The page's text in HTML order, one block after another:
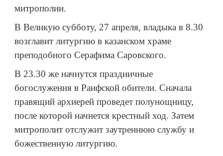
митрополии.
В Великую субботу, 27 апреля, владыка в 8.30
возглавит литургию в казанском храме
преподобного Серафима Саровского.
В 23.30 же начнутся праздничные
богослужения в Раифской обители. Сначала
правящий архиерей проведет полунощницу,
после которой начнется крестный ход. Затем
митрополит отслужит заутреннюю службу и
божественную литургию.